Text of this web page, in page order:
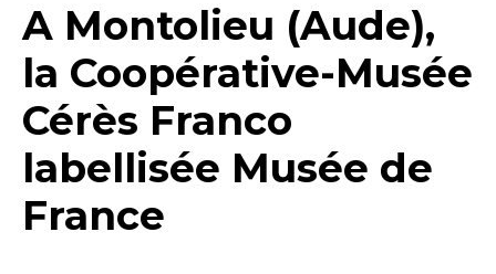
A Montolieu (Aude),
la Coopérative-Musée
Cérès Franco
labellisée Musée de
France